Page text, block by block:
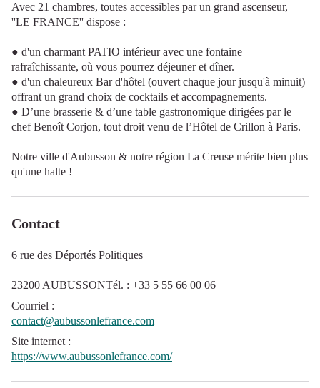
Avec 21 chambres, toutes accessibles par un grand ascenseur,
''LE FRANCE'' dispose :
● d'un charmant PATIO intérieur avec une fontaine
rafraîchissante, où vous pourrez déjeuner et dîner.
● d'un chaleureux Bar d'hôtel (ouvert chaque jour jusqu'à minuit)
offrant un grand choix de cocktails et accompagnements.
● D’une brasserie & d’une table gastronomique dirigées par le
chef Benoît Corjon, tout droit venu de l’Hôtel de Crillon à Paris.
Notre ville d'Aubusson & notre région La Creuse mérite bien plus
qu'une halte !
Contact
6 rue des Déportés Politiques
23200 AUBUSSONTél. : +33 5 55 66 00 06
Courriel :
contact@aubussonlefrance.com
Site internet :
https://www.aubussonlefrance.com/